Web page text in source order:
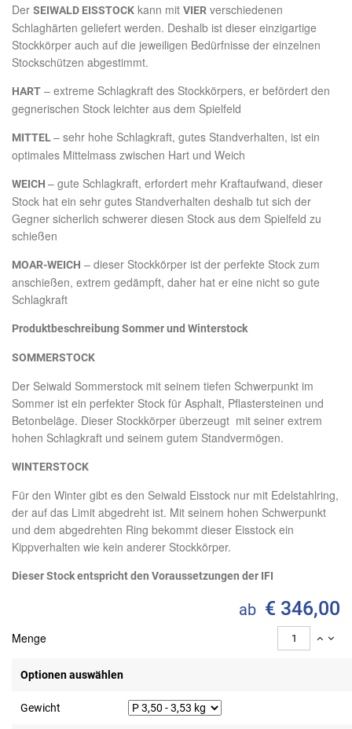
Der SEIWALD EISSTOCK kann mit VIER verschiedenen
Schlaghärten geliefert werden. Deshalb ist dieser einzigartige
Stockkörper auch auf die jeweiligen Bedürfnisse der einzelnen
Stockschützen abgestimmt.
HART – extreme Schlagkraft des Stockkörpers, er befördert den
gegnerischen Stock leichter aus dem Spielfeld
MITTEL– sehr hohe Schlagkraft, gutes Standverhalten, ist ein
optimales Mittelmass zwischen Hart und Weich
WEICH – gute Schlagkraft, erfordert mehr Kraftaufwand, dieser
Stock hat ein sehr gutes Standverhalten deshalb tut sich der
Gegner sicherlich schwerer diesen Stock aus dem Spielfeld zu
schießen
MOAR-WEICH – dieser Stockkörper ist der perfekte Stock zum
anschießen, extrem gedämpft, daher hat er eine nicht so gute
Schlagkraft
Produktbeschreibung Sommer und Winterstock
SOMMERSTOCK
Der Seiwald Sommerstock mit seinem tiefen Schwerpunkt im
Sommer ist ein perfekter Stock für Asphalt, Pflastersteinen und
Betonbeläge. Dieser Stockkörper überzeugt mit seiner extrem
hohen Schlagkraft und seinem gutem Standvermögen.
WINTERSTOCK
Für den Winter gibt es den Seiwald Eisstock nur mit Edelstahlring,
der auf das Limit abgedreht ist. Mit seinem hohen Schwerpunkt
und dem abgedrehten Ring bekommt dieser Eisstock ein
Kippverhalten wie kein anderer Stockkörper.
Dieser Stock entspricht den Voraussetzungen der IFI
ab € 346,00
Menge
Optionen auswählen
Gewicht